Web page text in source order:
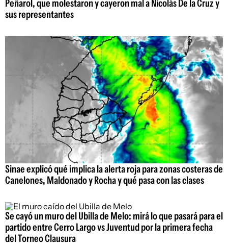
Peñarol, que molestaron y cayeron mal a Nicolás De la Cruz y
sus representantes
Sinae explicó qué implica la alerta roja para zonas costeras de
Canelones, Maldonado y Rocha y qué pasa con las clases
Se cayó un muro del Ubilla de Melo: mirá lo que pasará para el
partido entre Cerro Largo vs Juventud por la primera fecha
del Torneo Clausura